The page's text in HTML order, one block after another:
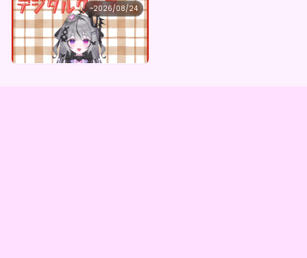
~2026/08/24
鈴瀬 乃ノ。
鈴瀬乃ノ。 ×Vガスト開店！
Lowest price
¥1,100 Purchase Here